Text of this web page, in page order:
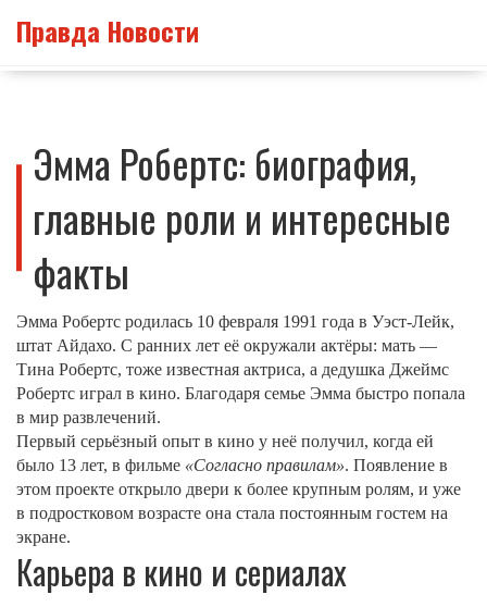
Правда Новости
Эмма Робертс: биография,
главные роли и интересные
факты
Эмма Робертс родилась 10 февраля 1991 года в Уэст-Лейк,
штат Айдахо. С ранних лет её окружали актёры: мать —
Тина Робертс, тоже известная актриса, а дедушка Джеймс
Робертс играл в кино. Благодаря семье Эмма быстро попала
в мир развлечений.
Первый серьёзный опыт в кино у неё получил, когда ей
было 13 лет, в фильме «Согласно правилам». Появление в
этом проекте открыло двери к более крупным ролям, и уже
в подростковом возрасте она стала постоянным гостем на
экране.
Карьера в кино и сериалах